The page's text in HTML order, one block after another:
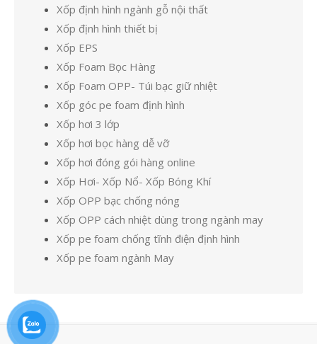
Xốp định hình ngành gỗ nội thất
Xốp định hình thiết bị
Xốp EPS
Xốp Foam Bọc Hàng
Xốp Foam OPP- Túi bạc giữ nhiệt
Xốp góc pe foam định hình
Xốp hơi 3 lớp
Xốp hơi bọc hàng dễ vỡ
Xốp hơi đóng gói hàng online
Xốp Hơi- Xốp Nổ- Xốp Bóng Khí
Xốp OPP bạc chống nóng
Xốp OPP cách nhiệt dùng trong ngành may
Xốp pe foam chống tĩnh điện định hình
Xốp pe foam ngành May